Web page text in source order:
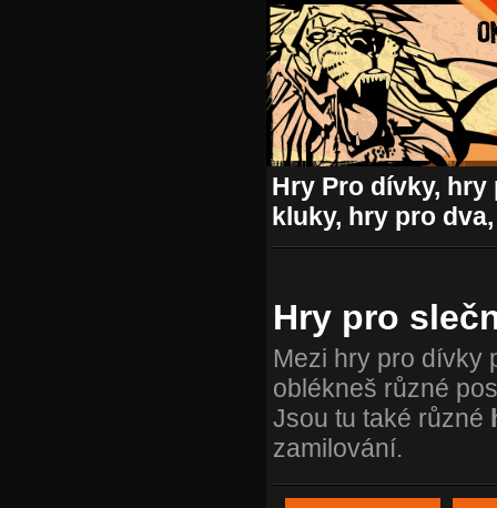
Hry Pro dívky,
kluky, hry pro
Hry pro
Mezi hry pro dívky
oblékneš různé
Jsou tu také různé
zamilování.